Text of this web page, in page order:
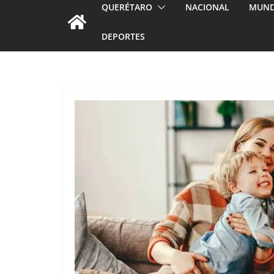
QUERÉTARO NACIONAL
DEPORTES